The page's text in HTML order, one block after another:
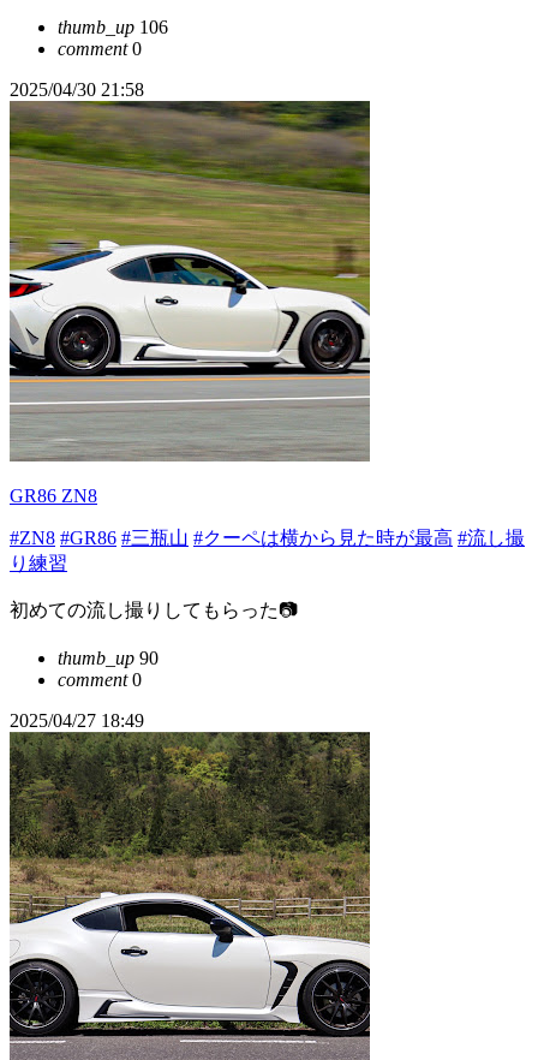
thumb_up 106
comment0
2025/04/30 21:58
GR86 ZN8
#ZN8 #GR86 #三瓶山 #クーペは横から見た時が最高 #流し撮
り練習
初めての流し撮りしてもらった📷
thumb_up 90
comment0
2025/04/27 18:49